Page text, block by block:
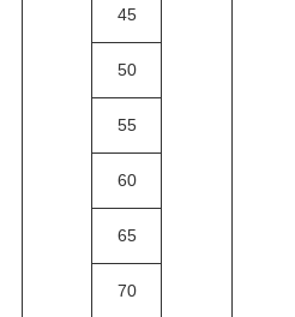
45
50
55
60
65
70